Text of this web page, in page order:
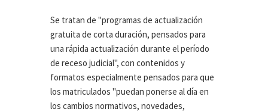
Se tratan de "programas de actualización
gratuita de corta duración, pensados para
una rápida actualización durante el período
de receso judicial", con contenidos y
formatos especialmente pensados para que
los matriculados "puedan ponerse al día en
los cambios normativos, novedades,